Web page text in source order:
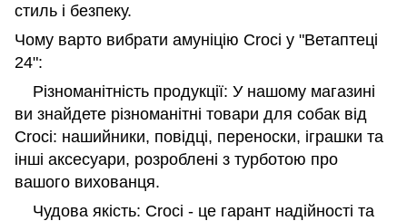
стиль і безпеку.
Чому варто вибрати амуніцію Croci у "Ветаптеці
24":
Різноманітність продукції: У нашому магазині
ви знайдете різноманітні товари для собак від
Croci: нашийники, повідці, переноски, іграшки та
інші аксесуари, розроблені з турботою про
вашого вихованця.
Чудова якість: Croci - це гарант надійності та